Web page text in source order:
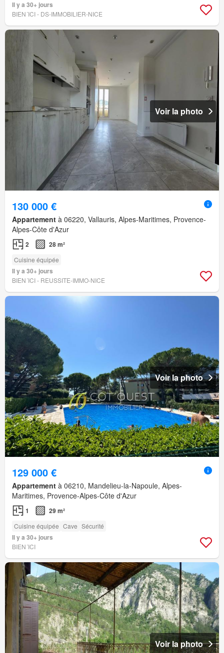
Il y a 30+ jours
BIEN´ICI - DS-IMMOBILIER-NICE
Voir la photo
130 000 €
Appartement à 06220, Vallauris, Alpes-Maritimes, Provence-
Alpes-Côte d'Azur
2 28 m²
Cuisine équipée
Il y a 30+ jours
BIEN´ICI - REUSSITE-IMMO-NICE
Voir la photo
129 000 €
Appartement à 06210, Mandelieu-la-Napoule, Alpes-
Maritimes, Provence-Alpes-Côte d'Azur
1 29 m²
Cuisine équipée Cave Sécurité
Il y a 30+ jours
BIEN´ICI
Voir la photo